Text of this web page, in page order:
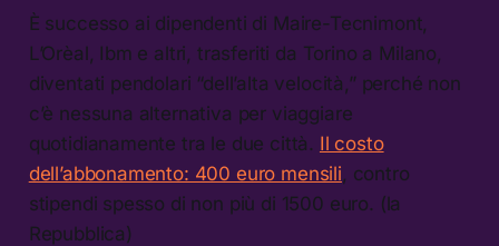
È successo ai dipendenti di Maire-Tecnimont,
L’Orèal, Ibm e altri, trasferiti da Torino a Milano,
diventati pendolari “dell’alta velocità,” perché non
c’è nessuna alternativa per viaggiare
quotidianamente tra le due città. Il costo
dell’abbonamento: 400 euro mensili , contro
stipendi spesso di non più di 1500 euro. (la
Repubblica)